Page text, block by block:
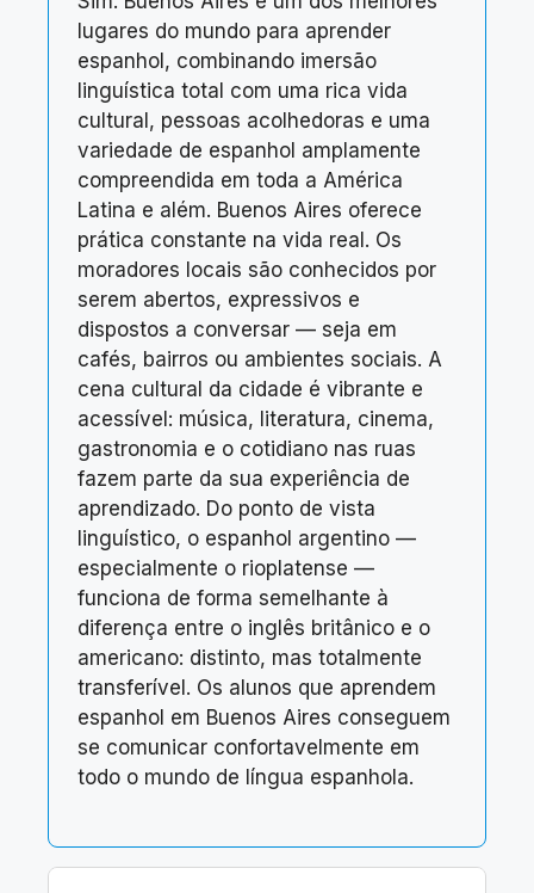
lugares do mundo para aprender
espanhol, combinando imersão
linguística total com uma rica vida
cultural, pessoas acolhedoras e uma
variedade de espanhol amplamente
compreendida em toda a América
Latina e além. Buenos Aires oferece
prática constante na vida real. Os
moradores locais são conhecidos por
serem abertos, expressivos e
dispostos a conversar — seja em
cafés, bairros ou ambientes sociais. A
cena cultural da cidade é vibrante e
acessível: música, literatura, cinema,
gastronomia e o cotidiano nas ruas
fazem parte da sua experiência de
aprendizado. Do ponto de vista
linguístico, o espanhol argentino —
especialmente o rioplatense —
funciona de forma semelhante à
diferença entre o inglês britânico e o
americano: distinto, mas totalmente
transferível. Os alunos que aprendem
espanhol em Buenos Aires conseguem
se comunicar confortavelmente em
todo o mundo de língua espanhola.